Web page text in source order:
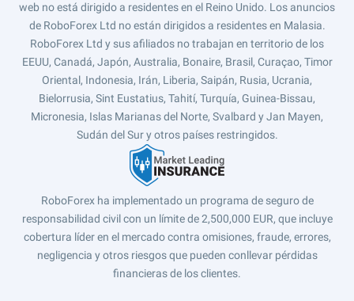
web no está dirigido a residentes en el Reino Unido. Los anuncios
de RoboForex Ltd no están dirigidos a residentes en Malasia.
RoboForex Ltd y sus afiliados no trabajan en territorio de los
EEUU, Canadá, Japón, Australia, Bonaire, Brasil, Curaçao, Timor
Oriental, Indonesia, Irán, Liberia, Saipán, Rusia, Ucrania,
Bielorrusia, Sint Eustatius, Tahití, Turquía, Guinea-Bissau,
Micronesia, Islas Marianas del Norte, Svalbard y Jan Mayen,
Sudán del Sur y otros países restringidos.
RoboForex ha implementado un programa de seguro de
responsabilidad civil con un límite de 2,500,000 EUR, que incluye
cobertura líder en el mercado contra omisiones, fraude, errores,
negligencia y otros riesgos que pueden conllevar pérdidas
financieras de los clientes.